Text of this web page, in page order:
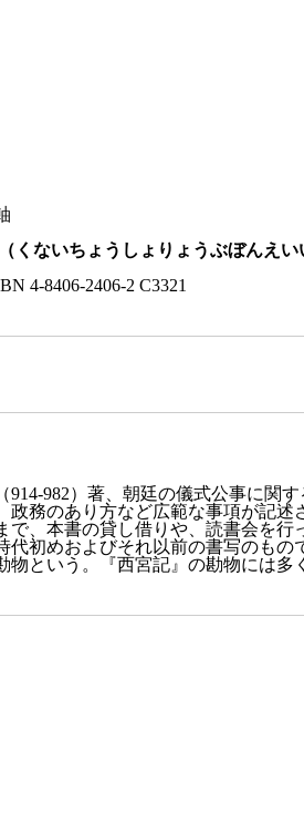
（くないちょうしょりょうぶぼんえ
4-8406-2406-2 C3321
982）著、朝廷の儀式公事に関
務のあり方など広範な事項が記
、本書の貸し借りや、読書会を
初めおよびそれ以前の書写のも
という。『西宮記』の勘物には